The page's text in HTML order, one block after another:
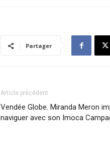
Partager
Article précédent
Vendée Globe. Miranda Meron
naviguer avec son Imoca